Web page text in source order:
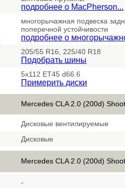
подробнее о MacPherson...
многорычажная подвеска
поперечной устойчивости
подробнее о
205/55 R16, 225/40 R18
Подобрать шины
5x112 ET45 d66.6
Примерить диски
Mercedes CLA 2.0 (200d)
Дисковые вентилируемые
Дисковые
Mercedes CLA 2.0 (200d)
-